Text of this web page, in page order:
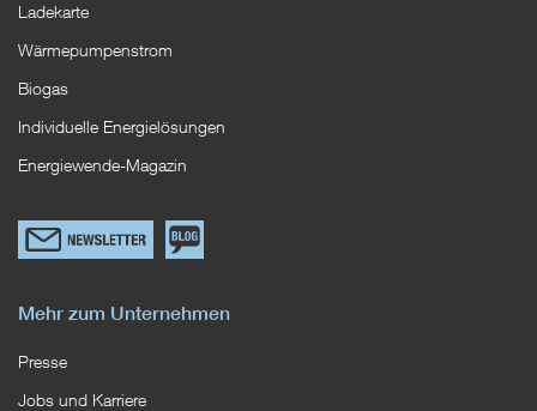
Ladekarte
Wärmepumpenstrom
Biogas
Individuelle Energielösungen
Energiewende-Magazin
Link
zum
Newsletterformular
Zum
Blog
Mehr zum Unternehmen
Presse
Jobs und Karriere